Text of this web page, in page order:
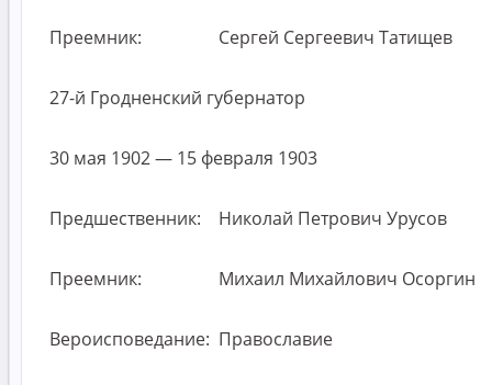
Преемник: Сергей Сергеевич Татищев
27-й Гродненский губернатор
30 мая 1902 — 15 февраля 1903
Предшественник: Николай Петрович Урусов
Преемник: Михаил Михайлович Осоргин
Вероисповедание: Православие